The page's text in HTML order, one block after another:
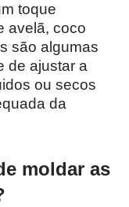
toque
avelã, coco
são algumas
de ajustar a
ou secos
da
moldar as